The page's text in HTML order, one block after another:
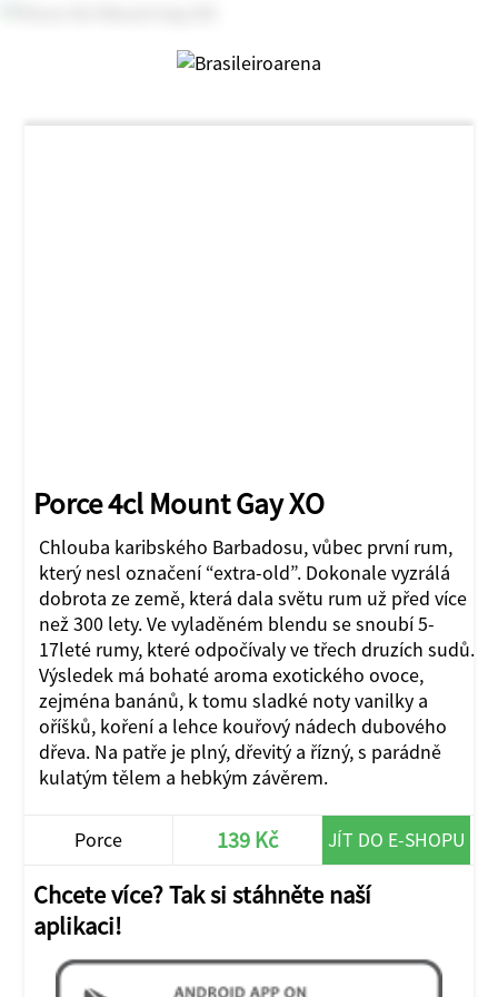
Porce 4cl Mount Gay XO
Chlouba karibského Barbadosu, vůbec první rum,
který nesl označení “extra-old”. Dokonale vyzrálá
dobrota ze země, která dala světu rum už před více
než 300 lety. Ve vyladěném blendu se snoubí 5-
17leté rumy, které odpočívaly ve třech druzích sudů.
Výsledek má bohaté aroma exotického ovoce,
zejména banánů, k tomu sladké noty vanilky a
oříšků, koření a lehce kouřový nádech dubového
dřeva. Na patře je plný, dřevitý a řízný, s parádně
kulatým tělem a hebkým závěrem.
Porce 139 Kč JÍT DO E-SHOPU
Chcete více? Tak si stáhněte naší
aplikaci!